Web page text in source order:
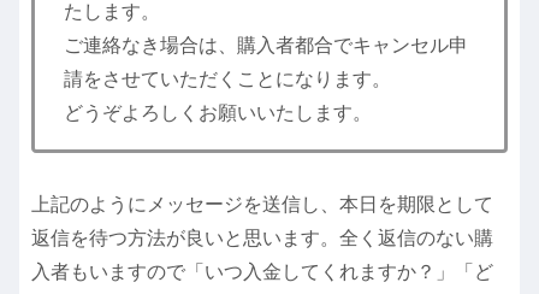
たします。
ご連絡なき場合は、購入者都合でキャンセル申
請をさせていただくことになります。
どうぞよろしくお願いいたします。
上記のようにメッセージを送信し、本日を期限として
返信を待つ方法が良いと思います。全く返信のない購
入者もいますので「いつ入金してくれますか？」「ど